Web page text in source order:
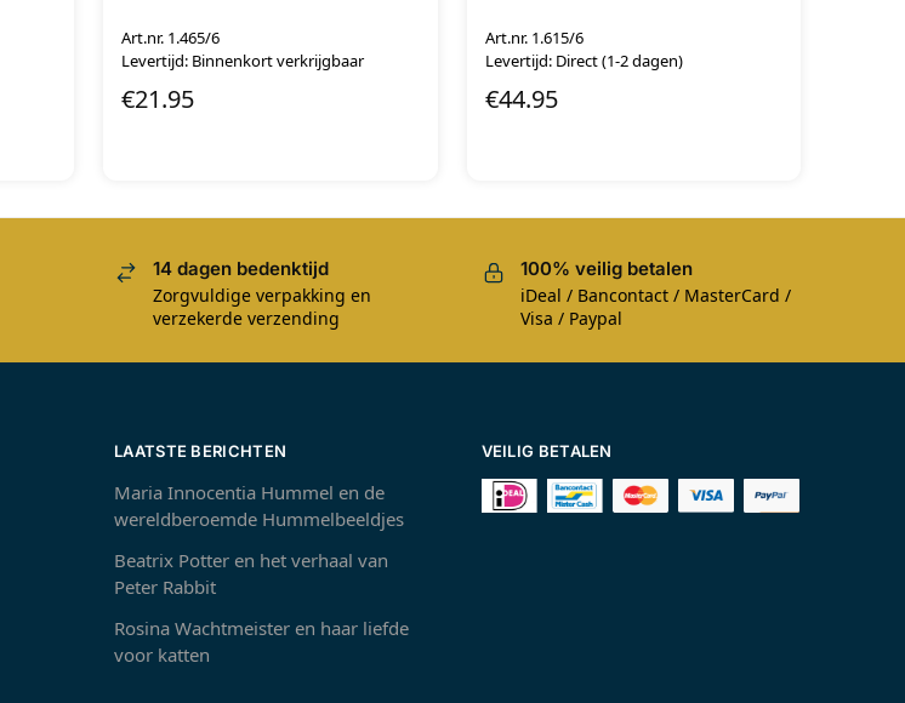
Art.nr. 1.465/6
Levertijd: Binnenkort verkrijgbaar
€21.95
Art.nr. 1.615/6
Levertijd: Direct (1-2 dagen)
€44.95
14 dagen bedenktijd
Zorgvuldige verpakking en
verzekerde verzending
100% veilig betalen
iDeal / Bancontact / MasterCard /
Visa / Paypal
LAATSTE BERICHTEN
Maria Innocentia Hummel en de
wereldberoemde Hummelbeeldjes
Beatrix Potter en het verhaal van
Peter Rabbit
Rosina Wachtmeister en haar liefde
voor katten
VEILIG BETALEN